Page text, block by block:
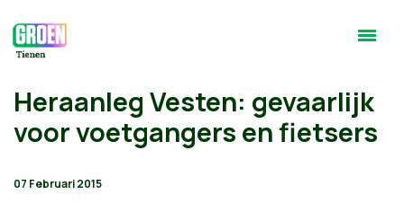
Heraanleg Vesten: gevaarlijk
voor voetgangers en fietsers
07 Februari 2015